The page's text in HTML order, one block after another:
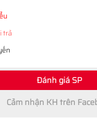
trả
Đánh giá SP
Cảm nhận KH trên